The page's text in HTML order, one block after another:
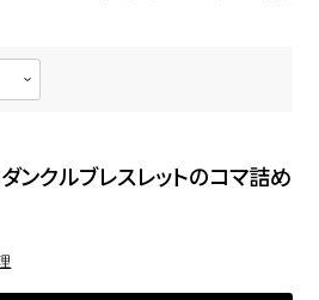
ンクルブレスレットのコマ詰め